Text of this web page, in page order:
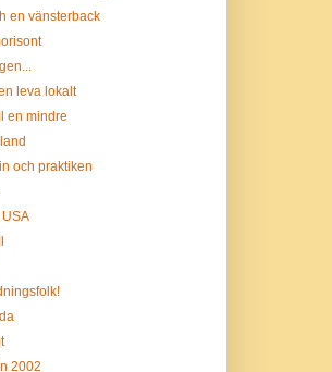
en vänsterback
leva lokalt
en mindre
och praktiken
2002